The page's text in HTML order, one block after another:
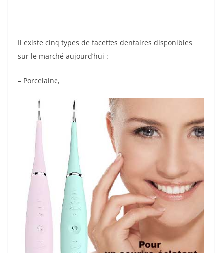
Il existe cinq types de facettes dentaires disponibles
sur le marché aujourd’hui :
– Porcelaine,